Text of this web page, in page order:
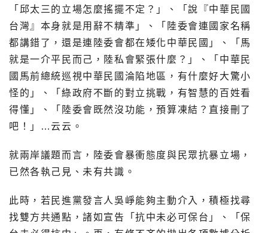
「邱太三的立場怎麼搖擺不定？」、「說『中華民國
台灣』本身就是用辭不精準」、「陸委會連國家名稱
都講錯了，還是連陸委會都在矮化中華民國」、「馬
就是一介平民而己，陸私會緊張什麼？」、「中華民
國馬前總統巡視中華民國淪陷地區，有什麼好大驚小
怪的」、「綠政府不斷的對立挑戰，有智慧的百姓看
得懂」、「陸委會既然沒功能，預算凍結？直接刪了
吧！」…云云。
就兩岸議題而言，陸委會暴衝態度與民眾抗暴立場，
已然各執己見、未有共識。
此時，若民進黨發言人吳崢能夠主動介入，積極找尋
找雙方共通點，諸如宣告「抗中未必可保台」、「保